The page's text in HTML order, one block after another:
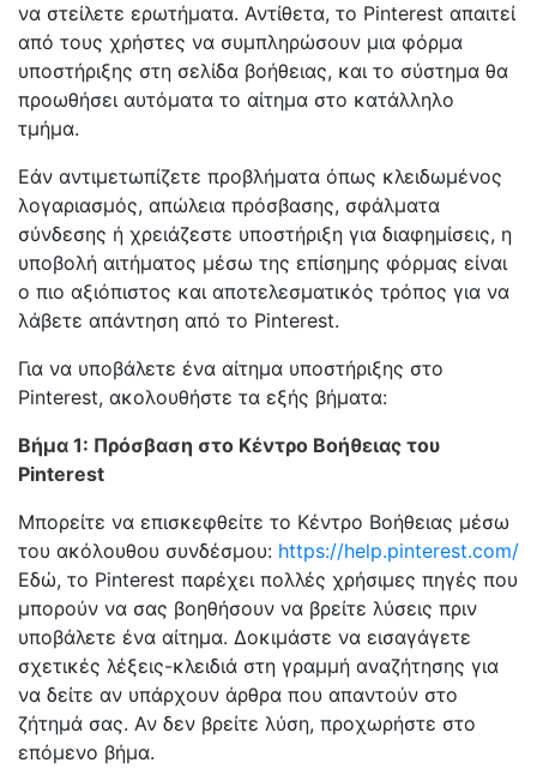
να στείλετε ερωτήματα. Αντίθετα, το Pinterest απαιτεί
από τους χρήστες να συμπληρώσουν μια φόρμα
υποστήριξης στη σελίδα βοήθειας, και το σύστημα θα
προωθήσει αυτόματα το αίτημα στο κατάλληλο
τμήμα.
Εάν αντιμετωπίζετε προβλήματα όπως κλειδωμένος
λογαριασμός, απώλεια πρόσβασης, σφάλματα
σύνδεσης ή χρειάζεστε υποστήριξη για διαφημίσεις, η
υποβολή αιτήματος μέσω της επίσημης φόρμας είναι
ο πιο αξιόπιστος και αποτελεσματικός τρόπος για να
λάβετε απάντηση από το Pinterest.
Για να υποβάλετε ένα αίτημα υποστήριξης στο
Pinterest, ακολουθήστε τα εξής βήματα:
Βήμα 1: Πρόσβαση στο Κέντρο Βοήθειας του
Pinterest
Μπορείτε να επισκεφθείτε το Κέντρο Βοήθειας μέσω
του ακόλουθου συνδέσμου: https://help.pinterest.com/
Εδώ, το Pinterest παρέχει πολλές χρήσιμες πηγές που
μπορούν να σας βοηθήσουν να βρείτε λύσεις πριν
υποβάλετε ένα αίτημα. Δοκιμάστε να εισαγάγετε
σχετικές λέξεις-κλειδιά στη γραμμή αναζήτησης για
να δείτε αν υπάρχουν άρθρα που απαντούν στο
ζήτημά σας. Αν δεν βρείτε λύση, προχωρήστε στο
επόμενο βήμα.